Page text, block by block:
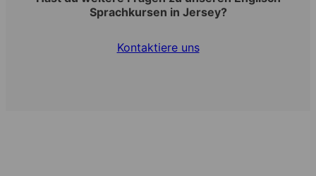
Sprachkursen in Jersey?
Kontaktiere uns